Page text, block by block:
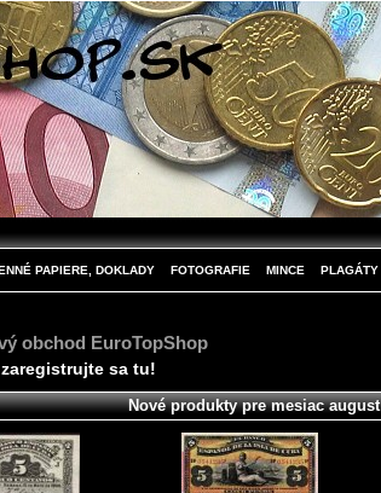
PAPIERE, DOKLADY FOTOGRAFIE MINCE PLAGÁTY
obchod EuroTopShop
sa tu!
Nové produkty pre mesiac august